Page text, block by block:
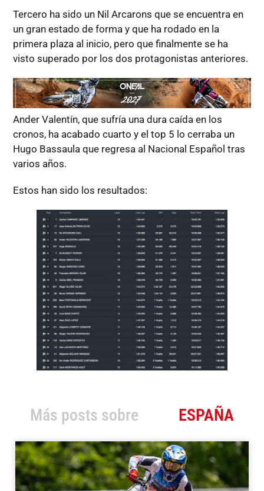
Tercero ha sido un Nil Arcarons que se encuentra en
un gran estado de forma y que ha rodado en la
primera plaza al inicio, pero que finalmente se ha
visto superado por los dos protagonistas anteriores.
Ander Valentín, que sufría una dura caída en los
cronos, ha acabado cuarto y el top 5 lo cerraba un
Hugo Bassaula que regresa al Nacional Español tras
varios años.
Estos han sido los resultados:
Más posts sobre ESPAÑA